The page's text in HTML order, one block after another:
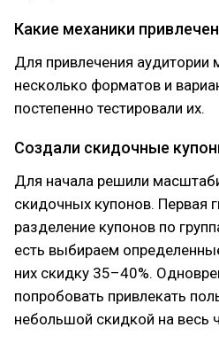
Какие механики
Для привлечения аудитории
несколько форматов и
постепенно тестировали их.
Создали скидочные
Для начала решили
скидочных купонов. Первая
разделение купонов по
есть выбираем
них скидку 35–40%.
попробовать привлекать
небольшой скидкой на весь